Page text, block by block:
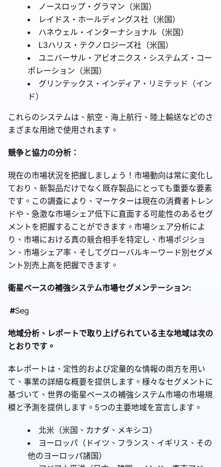
ノースロップ・グラマン（米国）
レイドス・ホールディングス社（米国）
ハネウェル・インターナショナル（米国）
L3ハリス・テクノロジーズ社（米国）
ユニバーサル・アビオニクス・システムズ・コー
ポレーション（米国）
グリンテックス・インディア・リミテッド（イン
ド）
これらのシステムは、航空、海上航行、陸上輸送などのさ
まざまな用途で使用されます。
競争と協力の分析：
現在の市場状況を把握しましょう！市場動向は常に変化し
ており、新製品だけでなく既存製品にとっても重要な要素
です。この調査により、マーケターは現在の消費者トレン
ドや、急激な市場シェア低下に直面する可能性のあるセグ
メントを把握することができます。市場シェア分析によ
り、市場における真の競合相手を特定し、市場ポジショ
ン、市場シェア率、そしてグローバルキーワード別セグメ
ント別売上高を把握できます。
衛星ベースの補強システム市場セグメンテーション:
#Seg
地域分析、レポートで取り上げられている主な地域は次の
とおりです。
本レポートは、定性的および定量的な情報の両方を用い
て、事業の詳細な概要を提供します。様々なセグメントに
基づいて、世界の衛星ベースの補強システム市場の市場規
模と予測を提供します。5つの主要地域を宣言します。
北米（米国、カナダ、メキシコ）
ヨーロッパ（ドイツ、フランス、イギリス、その
他のヨーロッパ諸国）